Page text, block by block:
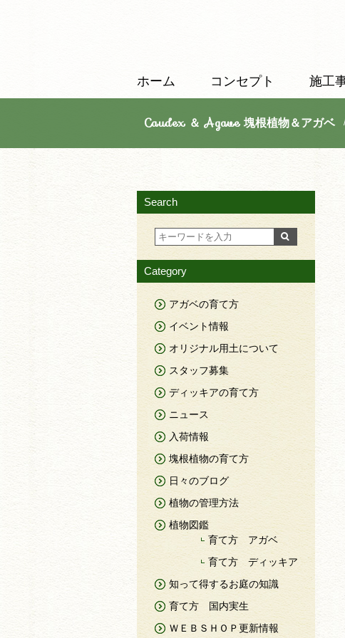
ホーム コンセプト 施工
Caudex ＆ Agave 塊根植物＆アガベ
Search
Category
アガベの育て方
イベント情報
オリジナル用土について
スタッフ募集
ディッキアの育て方
ニュース
入荷情報
塊根植物の育て方
日々のブログ
植物の管理方法
植物図鑑
育て方 アガベ
育て方 ディッキア
知って得するお庭の知識
育て方 国内実生
ＷＥＢＳＨＯＰ更新情報